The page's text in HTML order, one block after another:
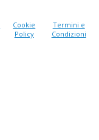
Cookie
Policy
Termini e
Condizioni